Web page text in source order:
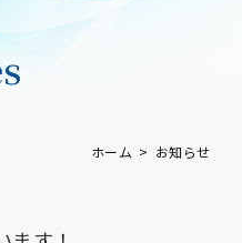
ホーム お知らせ